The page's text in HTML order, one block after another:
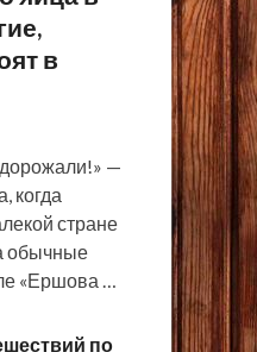
в
—
когда
стране
обычные
«Ершова …
по